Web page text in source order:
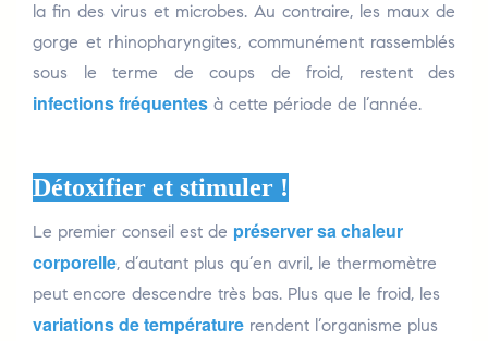
la fin des virus et microbes. Au contraire, les maux de
gorge et rhinopharyngites, communément rassemblés
sous le terme de coups de froid, restent des
infections fréquentes à cette période de l’année.
Détoxifier et stimuler !
Le premier conseil est de préserver sa chaleur
corporelle, d’autant plus qu’en avril, le thermomètre
peut encore descendre très bas. Plus que le froid, les
variations de température rendent l’organisme plus